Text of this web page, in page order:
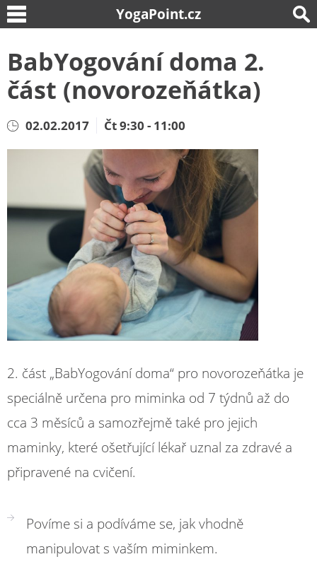
YogaPoint.cz
BabYogování doma 2.
část (novorozeňátka)
02.02.2017 Čt 9:30 - 11:00
2. část „BabYogování doma“ pro novorozeňátka je
speciálně určena pro miminka od 7 týdnů až do
cca 3 měsíců a samozřejmě také pro jejich
maminky, které ošetřující lékař uznal za zdravé a
připravené na cvičení.
Povíme si a podíváme se, jak vhodně
manipulovat s vaším miminkem.